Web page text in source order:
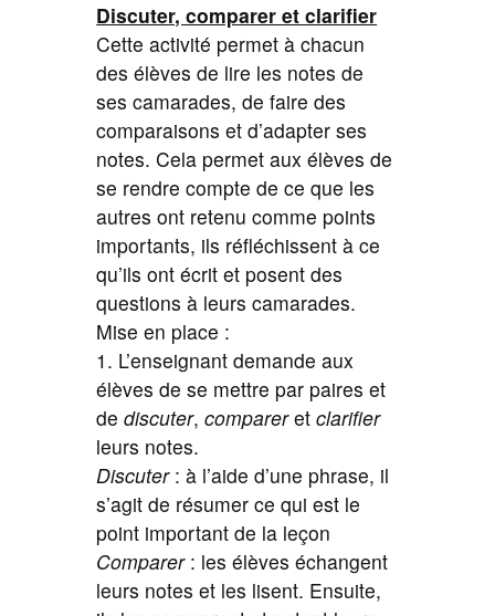
Discuter, comparer et clarifier
Cette activité permet à chacun
des élèves de lire les notes de
ses camarades, de faire des
comparaisons et d’adapter ses
notes. Cela permet aux élèves de
se rendre compte de ce que les
autres ont retenu comme points
importants, ils réfléchissent à ce
qu’ils ont écrit et posent des
questions à leurs camarades.
Mise en place :
1. L’enseignant demande aux
élèves de se mettre par paires et
dediscuter,compareretclarifier
leurs notes.
Discuter: à l’aide d’une phrase, il
s’agit de résumer ce qui est le
point important de la leçon
Comparer: les élèves échangent
leurs notes et les lisent. Ensuite,